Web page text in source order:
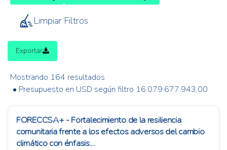
Limpiar Filtros
Exportar
Mostrando 164 resultados
• Presupuesto en USD según filtro 16.079.677.943,00
FORECCSA+ - Fortalecimiento de la resiliencia
comunitaria frente a los efectos adversos del cambio
climático con énfasis...